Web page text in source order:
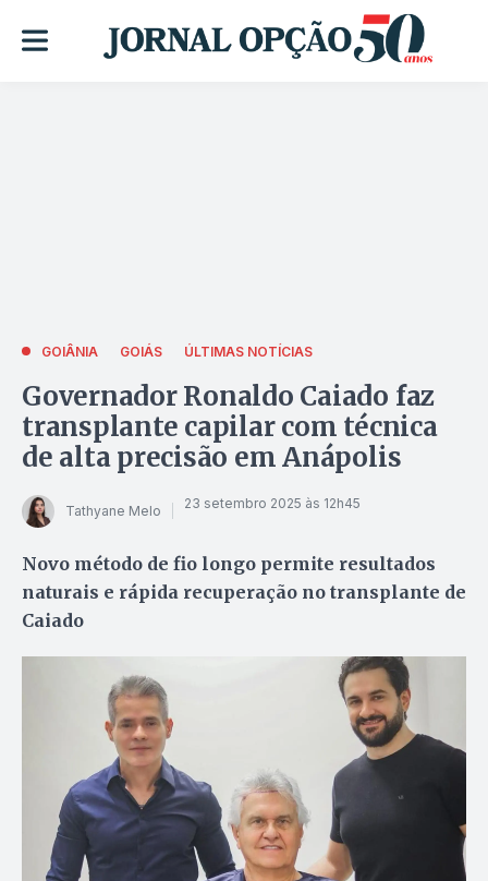
GOIÂNIA GOIÁS ÚLTIMAS NOTÍCIAS
Governador Ronaldo Caiado faz
transplante capilar com técnica
de alta precisão em Anápolis
Tathyane Melo 23 setembro 2025 às 12h45
Novo método de fio longo permite resultados
naturais e rápida recuperação no transplante de
Caiado